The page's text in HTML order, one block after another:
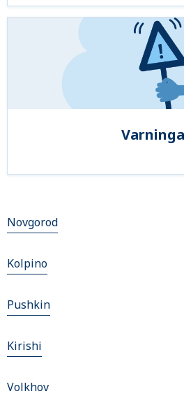
Novgorod
Kolpino
Pushkin
Kirishi
Volkhov